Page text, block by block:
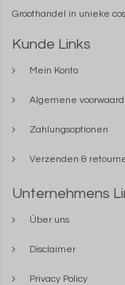
Groothandel in unieke
Kunde Links
Mein Konto
Algemene
Zahlungsoptionen
Verzenden &
Unternehmens
Über uns
Disclaimer
Privacy Policy